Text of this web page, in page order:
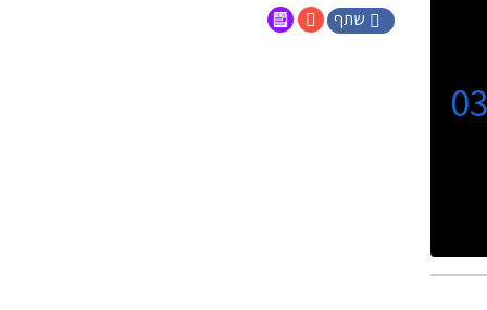
שתף